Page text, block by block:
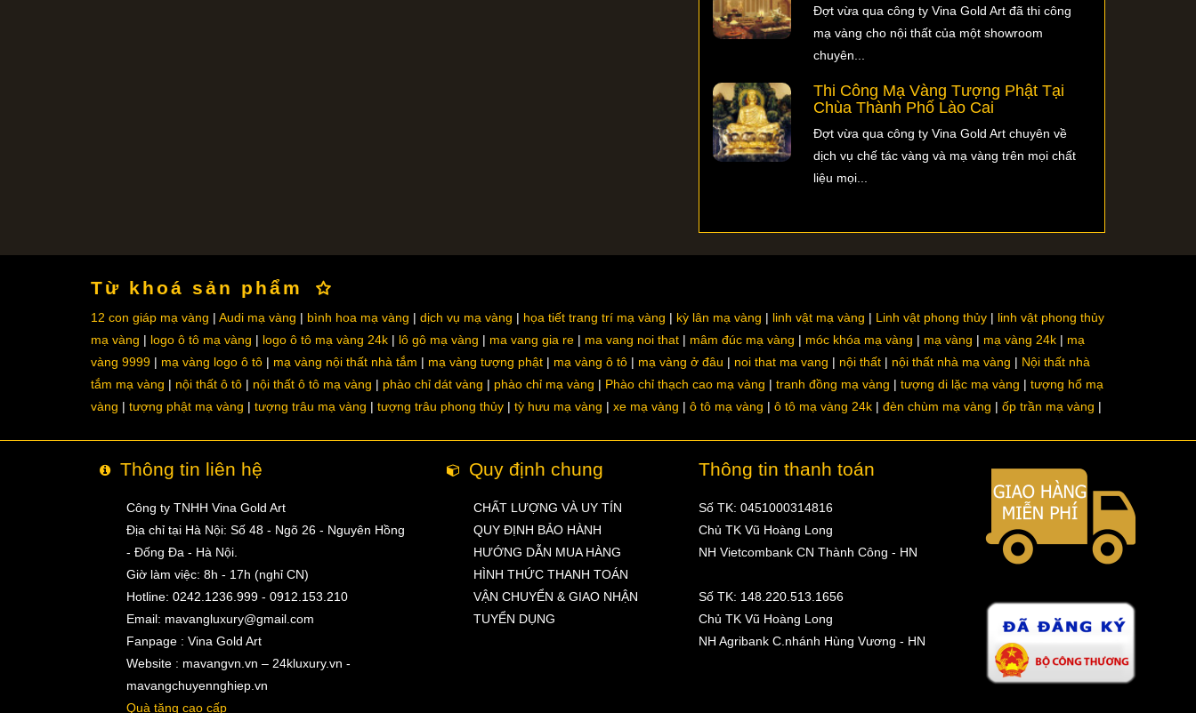
Đợt vừa qua công ty Vina Gold Art đã thi công
mạ vàng cho nội thất của một showroom
chuyên...
Thi Công Mạ Vàng Tượng Phật Tại
Chùa Thành Phố Lào Cai
Đợt vừa qua công ty Vina Gold Art chuyên về
dịch vụ chế tác vàng và mạ vàng trên mọi chất
liệu mọi...
Từ khoá sản phẩm
12 con giáp mạ vàng Audi mạ vàng bình hoa mạ vàng dịch vụ mạ vàng họa tiết trang trí mạ vàng kỳ lân mạ vàng linh vật mạ vàng Linh vật phong thủy
linh vật phong thủy
mạ vàng
logo ô tô mạ vàng logo ô tô mạ vàng 24k lô gô mạ vàng ma vang gia re ma vang noi that mâm đúc mạ vàng móc khóa mạ vàng mạ vàng mạ vàng 24k
mạ
vàng 9999
mạ vàng logo ô tô mạ vàng nội thất nhà tắm mạ vàng tượng phật mạ vàng ô tô mạ vàng ở đâu noi that ma vang nội thất nội thất nhà mạ vàng
Nội thất nhà
tắm mạ vàng
nội thất ô tô nội thất ô tô mạ vàng phào chỉ dát vàng phào chỉ mạ vàng Phào chỉ thạch cao mạ vàng tranh đồng mạ vàng tượng di lặc mạ vàng
tượng hổ mạ
vàng
tượng phật mạ vàng tượng trâu mạ vàng tượng trâu phong thủy tỳ hưu mạ vàng xe mạ vàng ô tô mạ vàng ô tô mạ vàng 24k đèn chùm mạ vàng ốp trần mạ vàng
Thông tin liên hệ
Công ty TNHH Vina Gold Art
Địa chỉ tại Hà Nội: Số 48 - Ngõ 26 - Nguyên Hồng
- Đống Đa - Hà Nội.
Giờ làm việc: 8h - 17h (nghỉ CN)
Hotline: 0242.1236.999 - 0912.153.210
Email: mavangluxury@gmail.com
Fanpage : Vina Gold Art
Website : mavangvn.vn – 24kluxury.vn -
mavangchuyennghiep.vn
Quà tặng cao cấp
Quy định chung
CHẤT LƯỢNG VÀ UY TÍN
QUY ĐỊNH BẢO HÀNH
HƯỚNG DẪN MUA HÀNG
HÌNH THỨC THANH TOÁN
VẬN CHUYỂN & GIAO NHẬN
TUYỂN DỤNG
Thông tin thanh toán
Số TK: 0451000314816
Chủ TK Vũ Hoàng Long
NH Vietcombank CN Thành Công - HN
Số TK: 148.220.513.1656
Chủ TK Vũ Hoàng Long
NH Agribank C.nhánh Hùng Vương - HN